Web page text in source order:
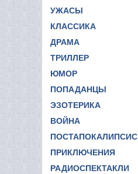
УЖАСЫ
КЛАССИКА
ДРАМА
ТРИЛЛЕР
ЮМОР
ПОПАДАНЦЫ
ЭЗОТЕРИКА
ВОЙНА
ПОСТАПОКАЛИПСИС
ПРИКЛЮЧЕНИЯ
РАДИОСПЕКТАКЛИ